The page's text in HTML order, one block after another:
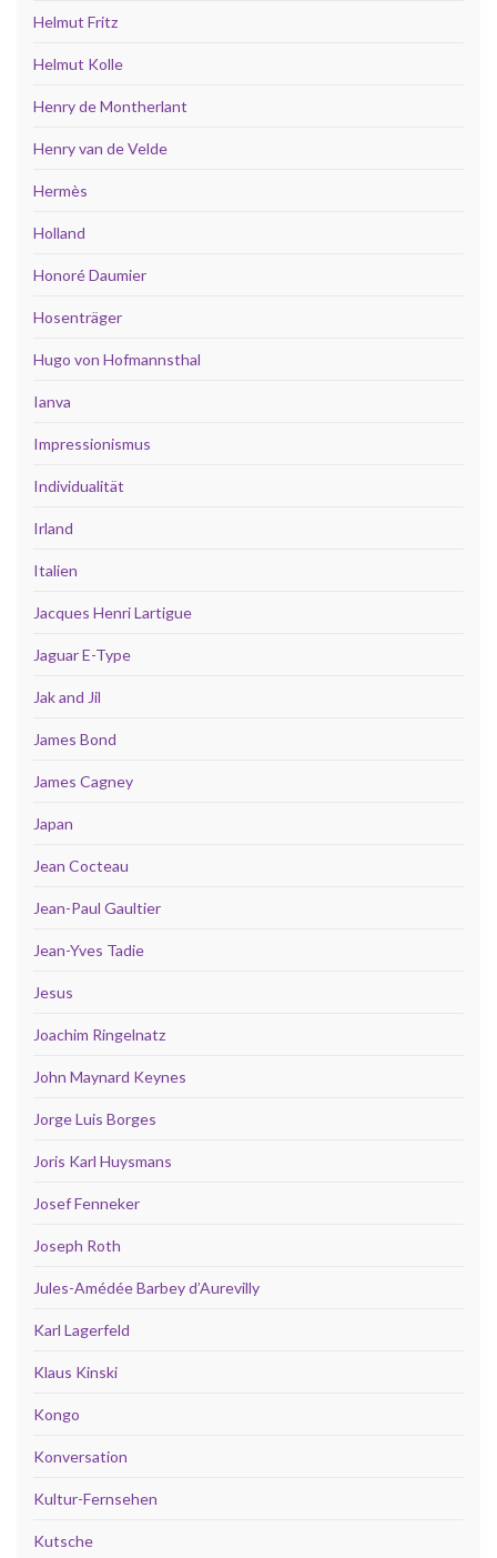
Helmut Fritz
Helmut Kolle
Henry de Montherlant
Henry van de Velde
Hermès
Holland
Honoré Daumier
Hosenträger
Hugo von Hofmannsthal
Ianva
Impressionismus
Individualität
Irland
Italien
Jacques Henri Lartigue
Jaguar E-Type
Jak and Jil
James Bond
James Cagney
Japan
Jean Cocteau
Jean-Paul Gaultier
Jean-Yves Tadie
Jesus
Joachim Ringelnatz
John Maynard Keynes
Jorge Luis Borges
Joris Karl Huysmans
Josef Fenneker
Joseph Roth
Jules-Amédée Barbey d’Aurevilly
Karl Lagerfeld
Klaus Kinski
Kongo
Konversation
Kultur-Fernsehen
Kutsche